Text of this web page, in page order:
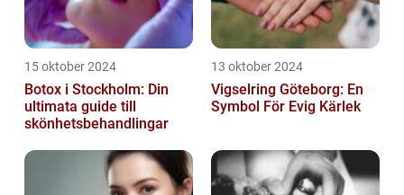
15 oktober 2024
Botox i Stockholm: Din
ultimata guide till
skönhetsbehandlingar
13 oktober 2024
Vigselring Göteborg: En
Symbol För Evig Kärlek